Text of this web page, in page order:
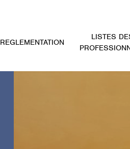
REGLEMENTATION
LISTES